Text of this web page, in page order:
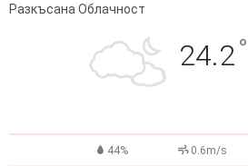
Разкъсана Облачност
24.2°
44% 0.6m/s